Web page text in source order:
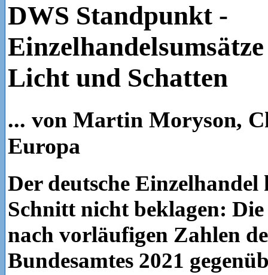
DWS Standpunkt -
Licht und Schatten
... von Martin Moryson,
Europa
Der deutsche
Schnitt nicht beklagen: Die
nach vorläufigen Zahlen
Bundesamtes 2021